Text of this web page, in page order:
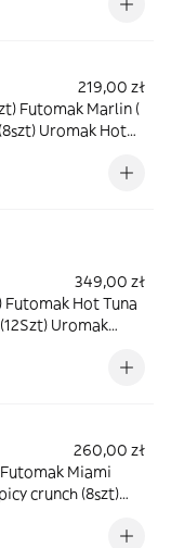
219,00 zł
Futomak Marlin (
Uromak Hot
349,00 zł
Futomak Hot Tuna
Uromak
260,00 zł
Miami
crunch (8szt)
surowy (8szt)